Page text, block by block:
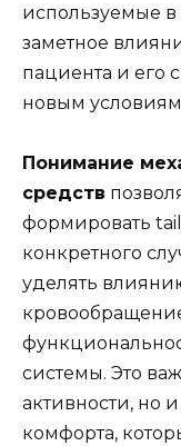
используемые в
заметное
пациента и его
новым
Понимание
средств
формировать
конкретного
уделять
системы. Это
активности, но
комфорта,